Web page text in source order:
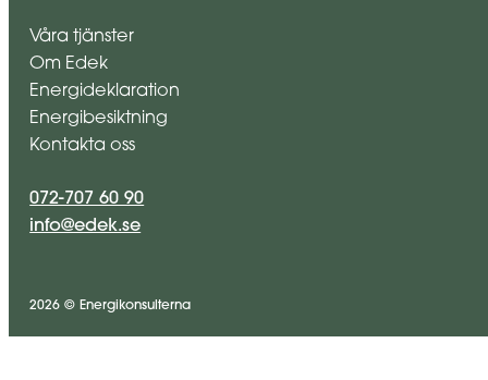
Våra tjänster
Om Edek
Energideklaration
Energibesiktning
Kontakta oss
072-707 60 90
info@edek.se
2026 © Energikonsulterna